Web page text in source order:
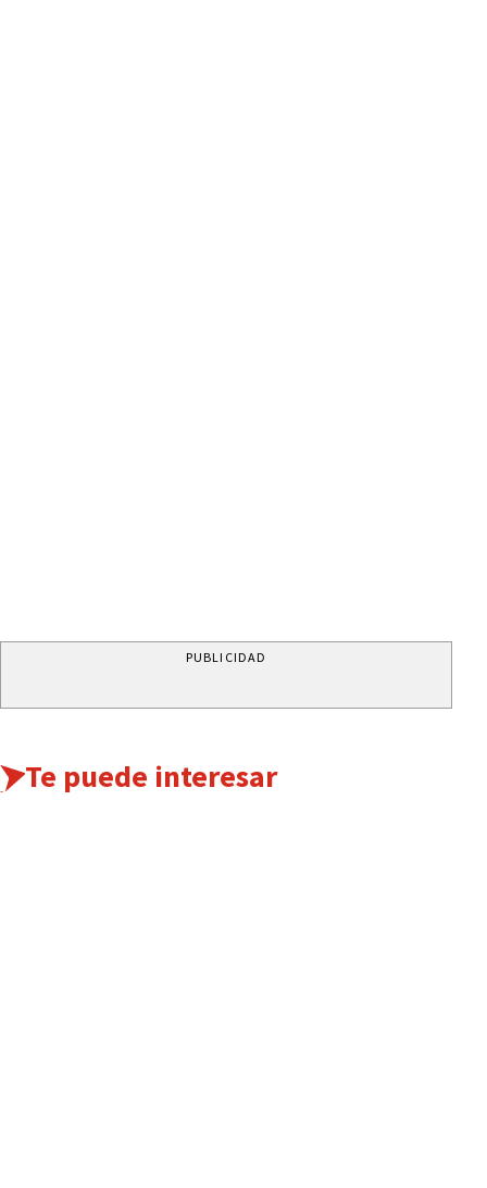
PUBLICIDAD
Te puede interesar